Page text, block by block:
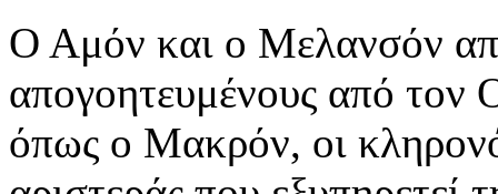
Ο Αμόν και ο Mελανσόν
απογοητευμένους από τον
όπως ο Mακρόν, οι